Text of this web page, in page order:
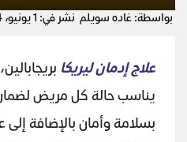
بواسطة: غاده سويلم نشر في: 1 يونيو، 2024
علاج إدمان ليريكا
يناسب حالة كل مريض
بسلامة وأمان بالإضافة إلى